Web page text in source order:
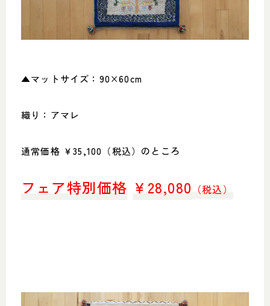
▲マットサイズ：90×60cm
織り：アマレ
通常価格 ￥35,100（税込）のところ
フェア特別価格 ￥ 28,080 （税込）